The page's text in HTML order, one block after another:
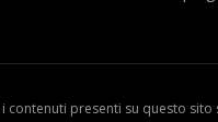
contenuti presenti su questo